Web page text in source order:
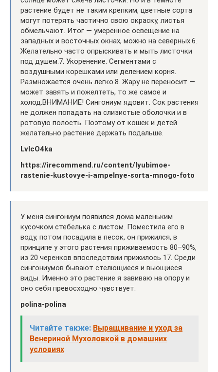
растение будет не таким крепким, цветные сорта
могут потерять частично свою окраску, листья
обмельчают. Итог — умеренное освещение на
западных и восточных окнах, можно на северных.6.
Желательно часто опрыскивать и мыть листочки
под душем.7. Укоренение. Сегментами с
воздушными корешками или делением корня.
Размножается очень легко.8. Жару не переносит —
может завять и пожелтеть, то же самое и
холод.ВНИМАНИЕ! Сингониум ядовит. Сок растения
не должен попадать на слизистые оболочки и в
ротовую полость. Поэтому от кошек и детей
желательно растение держать подальше.
LvIcO4ka
https://irecommend.ru/content/lyubimoe-
rastenie-kustovye-i-ampelnye-sorta-mnogo-foto
У меня сингониум появился дома маленьким
кусочком стебелька с листом. Поместила его в
воду, потом посадила в песок, он прижился, в
принципе у этого растения приживаемость 80–90%,
из 20 черенков впоследствии прижилось 17. Среди
сингониумов бывают стелющиеся и вьющиеся
виды. Именно это растение я завиваю на опору и
оно себя превосходно чувствует.
polina-polina
Читайте также: Выращивание и уход за
Венериной Мухоловкой в домашних
условиях